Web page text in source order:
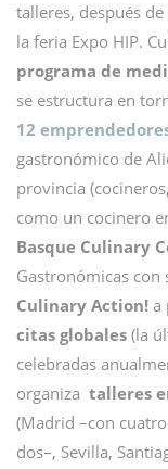
talleres, después
la feria Expo HIP.
programa de
se estructura en
12
gastronómico de
provincia
como un cocinero
Basque Culinary
Gastronómicas con
Culinary Action! a
citas globales (la
celebradas
organiza talleres
(Madrid –con
dos–, Sevilla,